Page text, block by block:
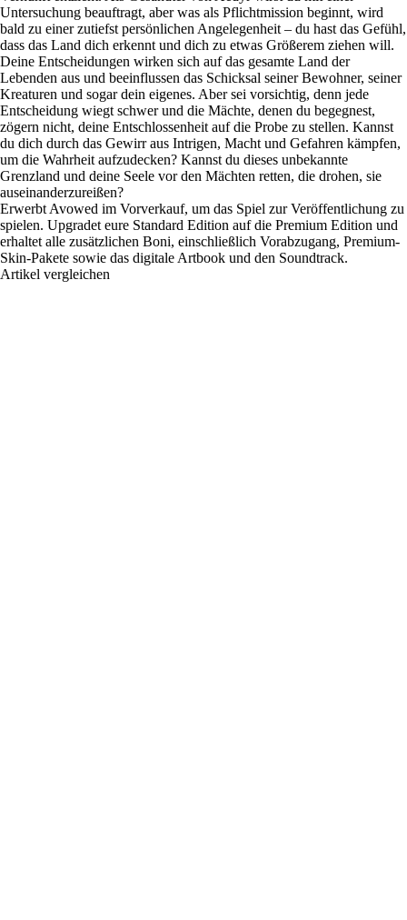
Untersuchung beauftragt, aber was als Pflichtmission beginnt, wird
bald zu einer zutiefst persönlichen Angelegenheit – du hast das Gefühl,
dass das Land dich erkennt und dich zu etwas Größerem ziehen will.
Deine Entscheidungen wirken sich auf das gesamte Land der
Lebenden aus und beeinflussen das Schicksal seiner Bewohner, seiner
Kreaturen und sogar dein eigenes. Aber sei vorsichtig, denn jede
Entscheidung wiegt schwer und die Mächte, denen du begegnest,
zögern nicht, deine Entschlossenheit auf die Probe zu stellen. Kannst
du dich durch das Gewirr aus Intrigen, Macht und Gefahren kämpfen,
um die Wahrheit aufzudecken? Kannst du dieses unbekannte
Grenzland und deine Seele vor den Mächten retten, die drohen, sie
auseinanderzureißen?
Erwerbt Avowed im Vorverkauf, um das Spiel zur Veröffentlichung zu
spielen. Upgradet eure Standard Edition auf die Premium Edition und
erhaltet alle zusätzlichen Boni, einschließlich Vorabzugang, Premium-
Skin-Pakete sowie das digitale Artbook und den Soundtrack.
Artikel vergleichen